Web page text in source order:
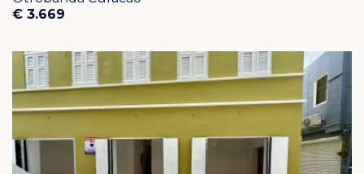
€ 3.669